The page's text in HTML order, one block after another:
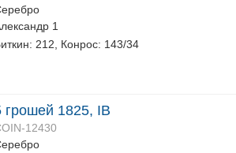
1
212, Конрос: 143/34
грошей 1825, IB
12430